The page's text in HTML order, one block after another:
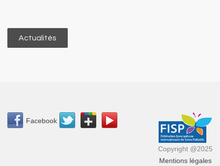
Actualités
Facebook
Copyright @2025
Mentions légales